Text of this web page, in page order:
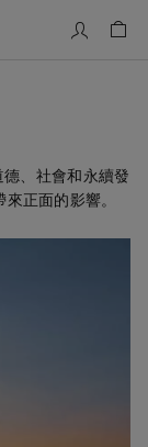
、社會和永續發
正面的影響。